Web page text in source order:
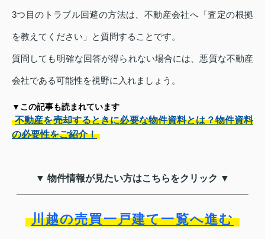
3つ目のトラブル回避の方法は、不動産会社へ「査定の根拠
を教えてください」と質問することです。
質問しても明確な回答が得られない場合には、悪質な不動産
会社である可能性を視野に入れましょう。
▼この記事も読まれています
不動産を売却するときに必要な物件資料とは？物件資料
の必要性をご紹介！
▼ 物件情報が見たい方はこちらをクリック ▼
川越の売買一戸建て一覧へ進む